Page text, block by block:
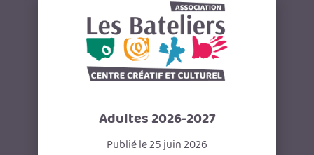
Adultes 2026-2027
Publié le 25 juin 2026